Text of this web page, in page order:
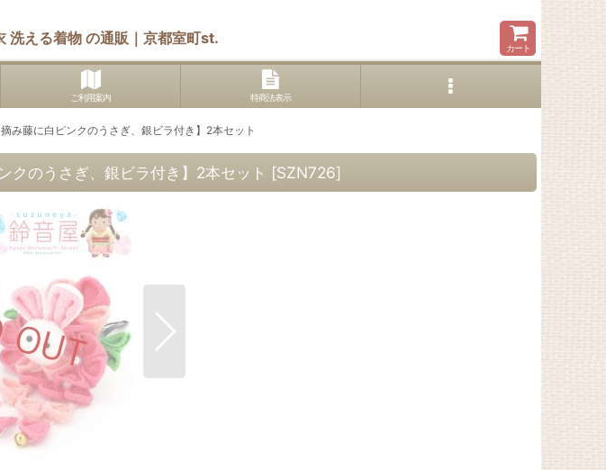
洗える着物 の通販｜京都室町st.
カート
ご利用案内 特商法表示
み藤に白ピンクのうさぎ、銀ビラ付き】2本セット
クのうさぎ、銀ビラ付き】2本セット [SZN726]